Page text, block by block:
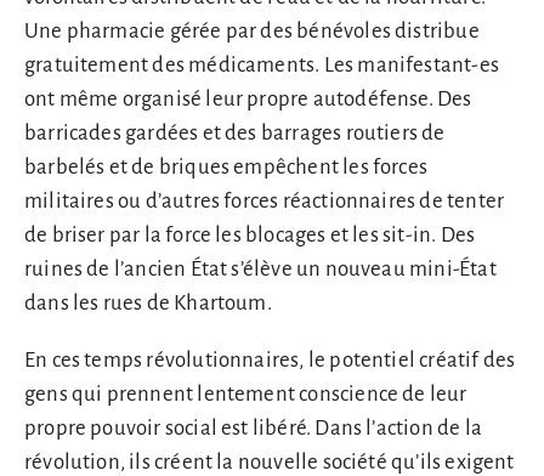
Une pharmacie gérée par des bénévoles distribue
gratuitement des médicaments. Les manifestant-es
ont même organisé leur propre autodéfense. Des
barricades gardées et des barrages routiers de
barbelés et de briques empêchent les forces
militaires ou d’autres forces réactionnaires de tenter
de briser par la force les blocages et les sit-in. Des
ruines de l’ancien État s’élève un nouveau mini-État
dans les rues de Khartoum.
En ces temps révolutionnaires, le potentiel créatif des
gens qui prennent lentement conscience de leur
propre pouvoir social est libéré. Dans l’action de la
révolution, ils créent la nouvelle société qu’ils exigent